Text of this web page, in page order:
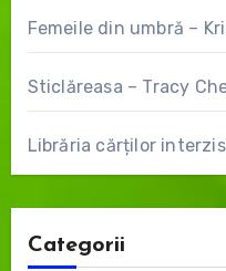
Femeile din umbră –
Sticlăreasa – Tracy
Librăria cărților
Categorii